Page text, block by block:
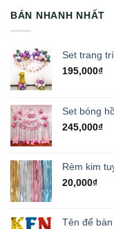
BÁN NHANH NHẤT
Set trang
195,000₫
Set bóng
245,000₫
Rèm kim
20,000₫
Tên để